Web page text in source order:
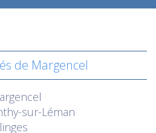
de Margencel
sur-Léman